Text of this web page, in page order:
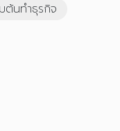
ต้นทำธุรกิจ